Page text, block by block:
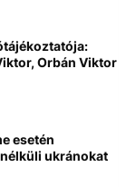
Orbán Viktor
esetén
ukránokat